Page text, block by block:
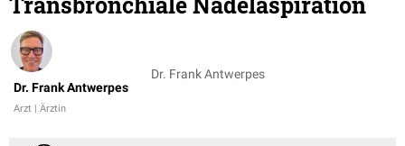
Dr. Frank Antwerpes
Arzt | Ärztin
Dr. Frank Antwerpes